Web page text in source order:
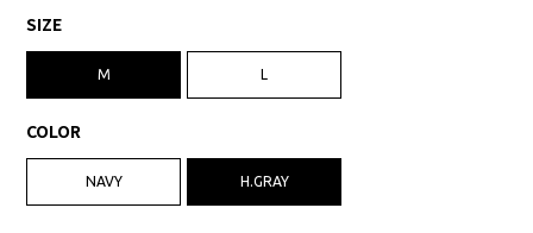
SIZE
M L
COLOR
NAVY H.GRAY